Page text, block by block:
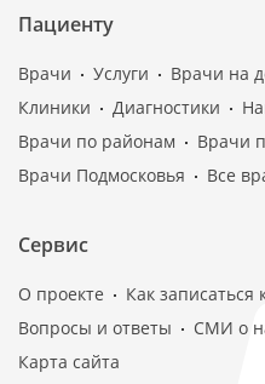
Пациенту
Врачи Услуги Врачи на
Клиники
Диагностики
Врачи по районам
Врачи
Врачи Подмосковья
Все
Сервис
О проекте Как записаться
Вопросы и ответы
СМИ о
Карта сайта